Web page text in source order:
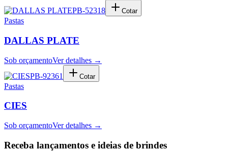
PB-52318
Cotar
Pastas
DALLAS PLATE
Sob orçamentoVer detalhes →
PB-92361
Cotar
Pastas
CIES
Sob orçamentoVer detalhes →
Receba lançamentos e ideias de brindes